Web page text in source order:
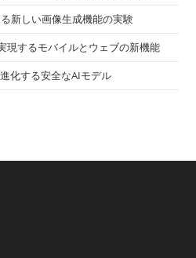
新しい画像生成機能の実験
現するモバイルとウェブの新機能
化する安全なAIモデル